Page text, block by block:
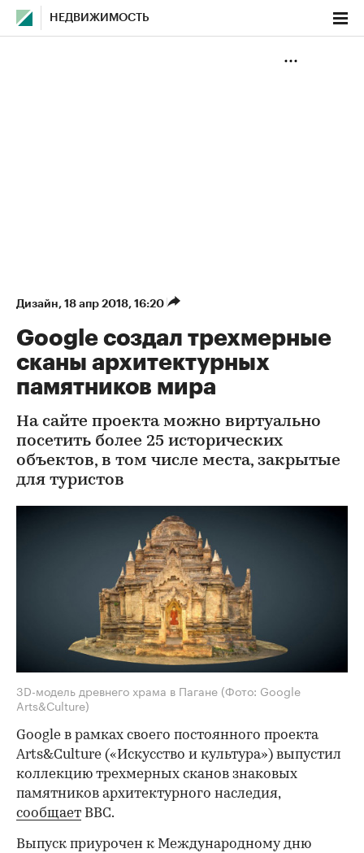
НЕДВИЖИМОСТЬ
Дизайн⁠, 18 апр 2018, 16:20
Google создал трехмерные
сканы архитектурных
памятников мира
На сайте проекта можно виртуально
посетить более 25 исторических
объектов, в том числе места, закрытые
для туристов
3D-модель древнего храма в Пагане (Фото: Google
Arts&Culture)
Google в рамках своего постоянного проекта
Arts&Culture («Искусство и культура») выпустил
коллекцию трехмерных сканов знаковых
памятников архитектурного наследия,
сообщает BBC.
Выпуск приурочен к Международному дню